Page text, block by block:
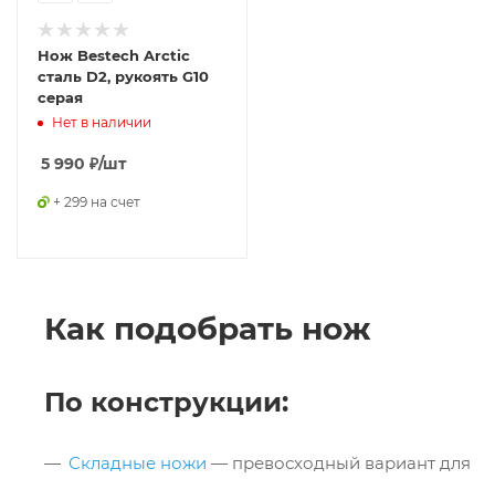
Нож Bestech Arctic
сталь D2, рукоять G10
серая
Нет в наличии
5 990 ₽/шт
+ 299 на счет
Как подобрать нож
По конструкции:
Складные ножи — превосходный вариант для